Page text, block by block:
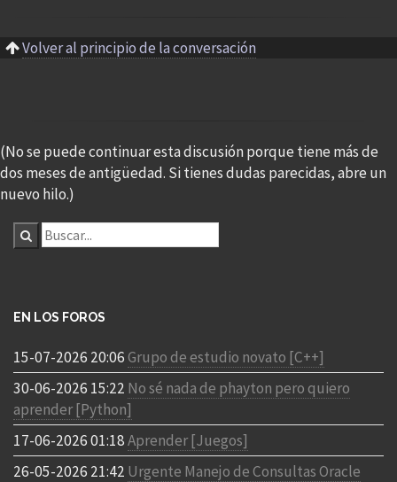
Volver al principio de la conversación
(No se puede continuar esta discusión porque tiene más de
dos meses de antigüedad. Si tienes dudas parecidas, abre un
nuevo hilo.)
EN LOS FOROS
15-07-2026 20:06Grupo de estudio novato [C++]
30-06-2026 15:22 No sé nada de phayton pero quiero
aprender [Python]
17-06-2026 01:18Aprender [Juegos]
26-05-2026 21:42 Urgente Manejo de Consultas Oracle